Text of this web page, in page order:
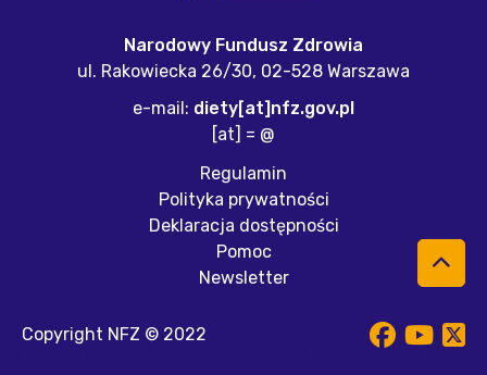
Narodowy Fundusz Zdrowia
ul. Rakowiecka 26/30, 02-528 Warszawa
e-mail: diety[at]nfz.gov.pl
[at] = @
Regulamin
Polityka prywatności
Deklaracja dostępności
Pomoc
Newsletter
Copyright NFZ © 2022
Na naszej stronie internetowej używamy plików cookies.